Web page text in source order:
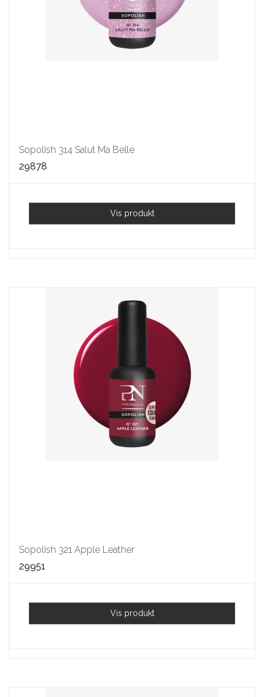
Sopolish 314 Salut Ma Belle
29878
Vis produkt
Sopolish 321 Apple Leather
29951
Vis produkt